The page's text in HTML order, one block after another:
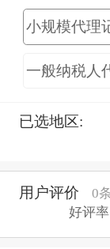
小规模代理
一般纳税人
已选地区:
用户评价
0
好评